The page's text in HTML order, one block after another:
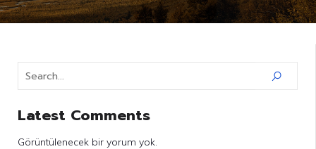
Latest Comments
Görüntülenecek bir yorum yok.